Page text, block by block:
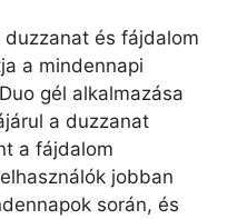
és fájdalom
a mindennapi
gél alkalmazása
a duzzanat
a fájdalom
jobban
során, és